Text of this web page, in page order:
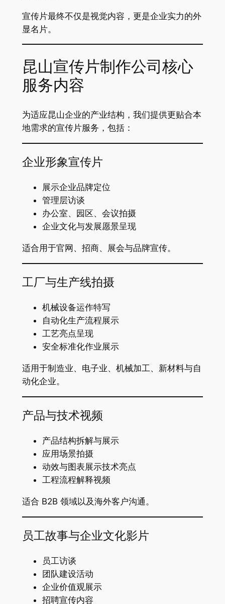
宣传片最终不仅是视觉内容，更是企业实力的外
显名片。
昆山宣传片制作公司核心
服务内容
为适应昆山企业的产业结构，我们提供更贴合本
地需求的宣传片服务，包括：
企业形象宣传片
展示企业品牌定位
管理层访谈
办公室、园区、会议拍摄
企业文化与发展愿景呈现
适合用于官网、招商、展会与品牌宣传。
工厂与生产线拍摄
机械设备运作特写
自动化生产流程展示
工艺亮点呈现
安全标准化作业展示
适用于制造业、电子业、机械加工、新材料与自
动化企业。
产品与技术视频
产品结构拆解与展示
应用场景拍摄
动效与图表展示技术亮点
工程流程解释视频
适合 B2B 领域以及海外客户沟通。
员工故事与企业文化影片
员工访谈
团队建设活动
企业价值观展示
招聘宣传内容